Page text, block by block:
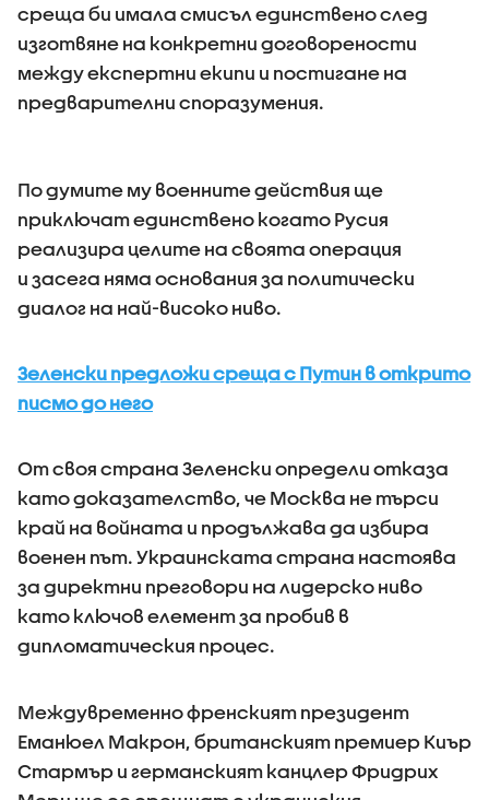
среща би имала смисъл единствено след
изготвяне на конкретни договорености
между експертни екипи и постигане на
предварителни споразумения.
По думите му военните действия ще
приключат единствено когато Русия
реализира целите на своята операция
и засега няма основания за политически
диалог на най-високо ниво.
Зеленски предложи среща с Путин в открито
писмо до него
От своя страна Зеленски определи отказа
като доказателство, че Москва не търси
край на войната и продължава да избира
военен път. Украинската страна настоява
за директни преговори на лидерско ниво
като ключов елемент за пробив в
дипломатическия процес.
Междувременно френският президент
Еманюел Макрон, британският премиер Киър
Стармър и германският канцлер Фридрих